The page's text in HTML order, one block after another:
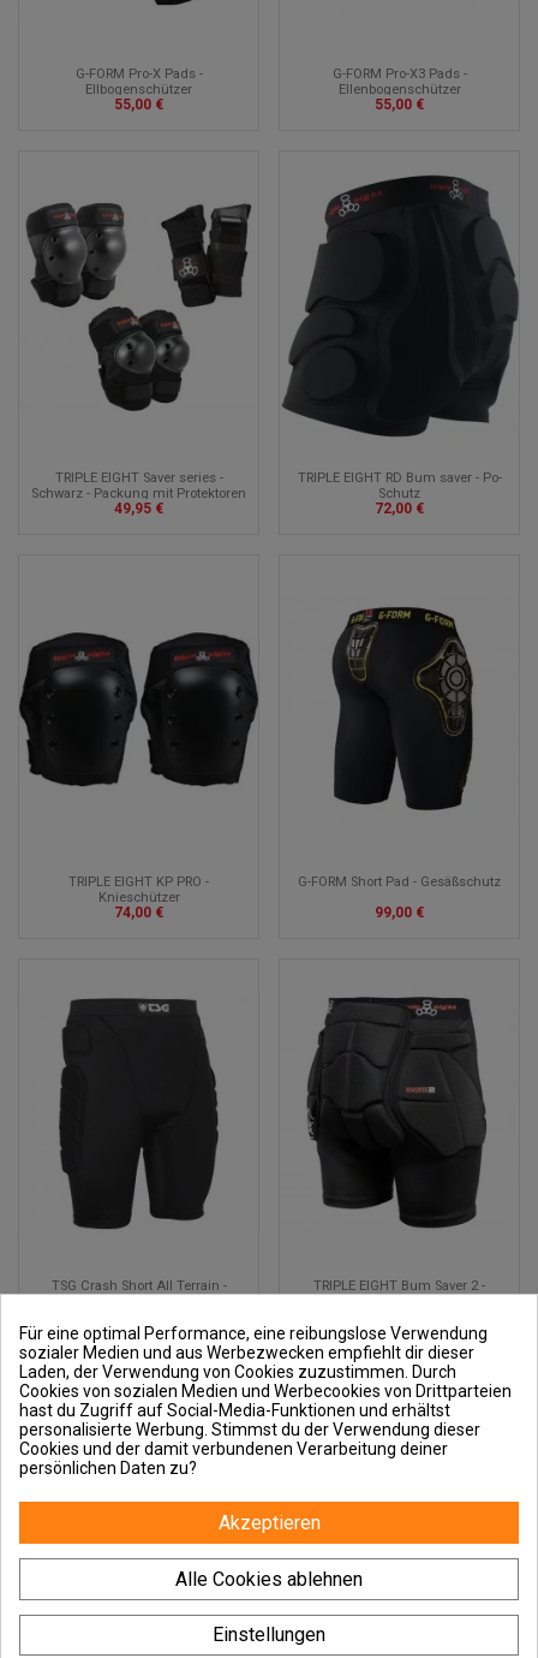
G-FORM Pro-X Pads -
Ellbogenschützer
55,00 €
G-FORM Pro-X3 Pads -
Ellenbogenschützer
55,00 €
TRIPLE EIGHT Saver series -
Schwarz - Packung mit Protektoren
49,95 €
TRIPLE EIGHT RD Bum saver - Po-
Schutz
72,00 €
TRIPLE EIGHT KP PRO -
Knieschützer
74,00 €
G-FORM Short Pad - Gesäßschutz
99,00 €
TSG Crash Short All Terrain -
TRIPLE EIGHT Bum Saver 2 -
Für eine optimal Performance, eine reibungslose Verwendung
sozialer Medien und aus Werbezwecken empfiehlt dir dieser
Laden, der Verwendung von Cookies zuzustimmen. Durch
Cookies von sozialen Medien und Werbecookies von Drittparteien
hast du Zugriff auf Social-Media-Funktionen und erhältst
personalisierte Werbung. Stimmst du der Verwendung dieser
Cookies und der damit verbundenen Verarbeitung deiner
persönlichen Daten zu?
Akzeptieren
Alle Cookies ablehnen
Einstellungen